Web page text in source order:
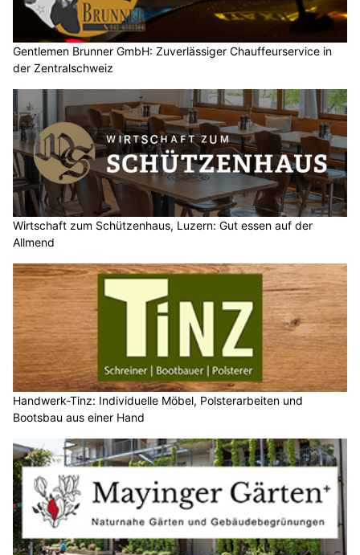
Gentlemen Brunner GmbH: Zuverlässiger Chauffeurservice in
der Zentralschweiz
Wirtschaft zum Schützenhaus, Luzern: Gut essen auf der
Allmend
Handwerk-Tinz: Individuelle Möbel, Polsterarbeiten und
Bootsbau aus einer Hand